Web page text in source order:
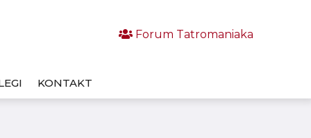
Forum Tatromaniaka
KONTAKT